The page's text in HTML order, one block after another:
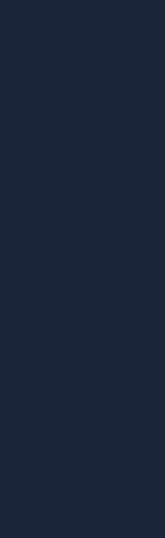
cm alleen
oogt het
of een
goed uit. Je
op de
reden
verzorgd
populair
je een nog
dan is